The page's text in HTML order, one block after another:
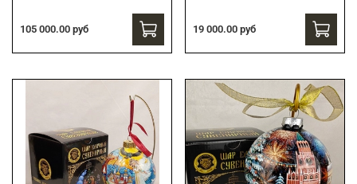
105 000.00 руб 19 000.00 руб